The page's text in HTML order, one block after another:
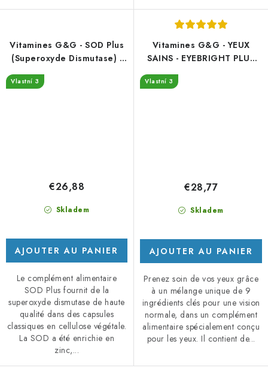
Vitamines G&G - SOD Plus
(Superoxyde Dismutase) -
Vlastní 3
Skladem
€26,88
AJOUTER AU PANIER
Le complément alimentaire
SOD Plus fournit de la
superoxyde dismutase de haute
qualité dans des capsules
classiques en cellulose végétale.
La SOD a été enrichie en
zinc,...
Vitamines G&G - YEUX
SAINS - EYEBRIGHT PLUS
Vlastní 3
Skladem
€28,77
AJOUTER AU PANIER
Prenez soin de vos yeux grâce
à un mélange unique de 9
ingrédients clés pour une vision
normale, dans un complément
alimentaire spécialement conçu
pour les yeux. Il contient de...